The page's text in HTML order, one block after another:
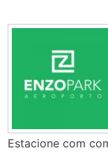
Estacione com